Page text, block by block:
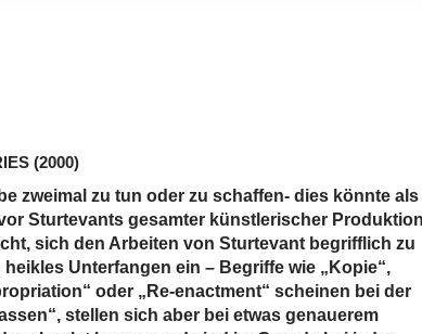
(2000)
zweimal zu tun oder zu schaffen- dies könnte als
Sturtevants gesamter künstlerischer Produktion
sich den Arbeiten von Sturtevant begrifflich zu
Unterfangen ein – Begriffe wie „Kopie“,
oder „Re-enactment“ scheinen bei der
stellen sich aber bei etwas genauerem